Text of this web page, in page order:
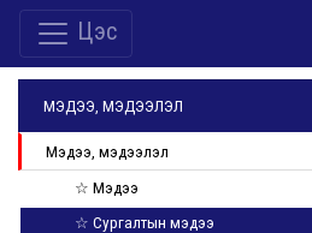
Цэс
МЭДЭЭ, МЭДЭЭЛЭЛ
Мэдээ, мэдээлэл
☆ Мэдээ
☆ Сургалтын мэдээ